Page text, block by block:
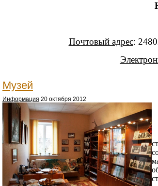
Почтовый адрес:
Музей
Информация 20 октября 2012